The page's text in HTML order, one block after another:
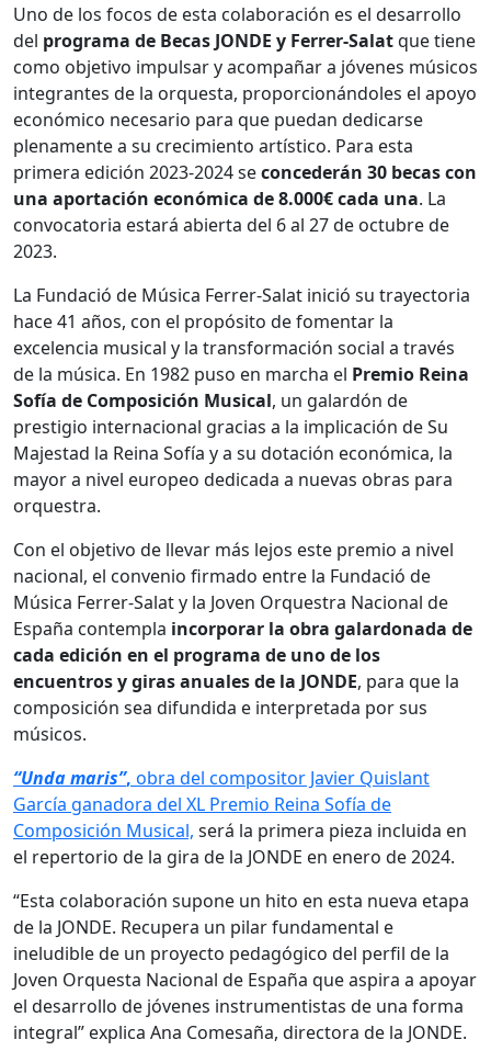
Uno de los focos de esta colaboración es el desarrollo
del programa de Becas JONDE y Ferrer-Salatque tiene
como objetivo impulsar y acompañar a jóvenes músicos
integrantes de la orquesta, proporcionándoles el apoyo
económico necesario para que puedan dedicarse
plenamente a su crecimiento artístico. Para esta
primera edición 2023-2024 seconcederán 30 becas con
una aportación económica de 8.000€ cada una. La
convocatoria estará abierta del 6 al 27 de octubre de
2023.
La Fundació de Música Ferrer-Salat inició su trayectoria
hace 41 años, con el propósito de fomentar la
excelencia musical y la transformación social a través
de la música. En 1982 puso en marcha el Premio Reina
Sofía de Composición Musical, un galardón de
prestigio internacional gracias a la implicación de Su
Majestad la Reina Sofía y a su dotación económica, la
mayor a nivel europeo dedicada a nuevas obras para
orquestra.
Con el objetivo de llevar más lejos este premio a nivel
nacional, el convenio firmado entre la Fundació de
Música Ferrer-Salat y la Joven Orquestra Nacional de
España contempla incorporar la obra galardonada de
cada edición en el programa de uno de los
encuentros y giras anuales de la JONDE, para que la
composición sea difundida e interpretada por sus
músicos.
“Unda maris”, obra del compositor Javier Quislant
García ganadora del XL Premio Reina Sofía de
Composición Musical, será la primera pieza incluida en
el repertorio de la gira de la JONDE en enero de 2024.
“Esta colaboración supone un hito en esta nueva etapa
de la JONDE. Recupera un pilar fundamental e
ineludible de un proyecto pedagógico del perfil de la
Joven Orquesta Nacional de España que aspira a apoyar
el desarrollo de jóvenes instrumentistas de una forma
integral” explica Ana Comesaña, directora de la JONDE.